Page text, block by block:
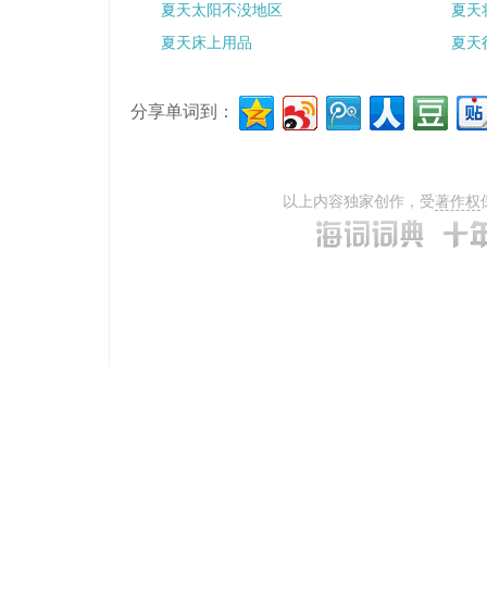
夏天太阳不没地区
夏天
夏天床上用品
夏天
分享单词到：
以上内容独家创作，受著作权